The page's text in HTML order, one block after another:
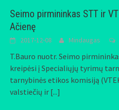
Seimo pirmininkas STT ir
Ačienę
2017-12-08 Mindaugas
T.Bauro nuotr. Seimo
kreipėsi į Specialiųjų tyrimų
tarnybinės etikos komisiją
valstiečių ir [...]